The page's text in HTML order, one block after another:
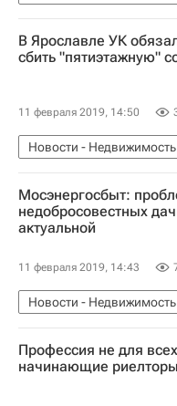
Иннополис (Татарстан)
В Ярославле УК
сбить "пятиэтажную"
11 февраля 2019, 14:50
Новости - Недвижимость
Недвижимость
Мосэнергосбыт:
недобросовестных
актуальной
11 февраля 2019, 14:43
Новости - Недвижимость
Городское хозяйство
Комплекс городского
Профессия не для
начинающие риелторы